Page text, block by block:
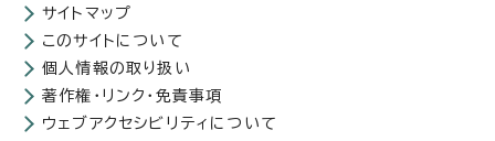
サイトマップ
このサイトについて
個人情報の取り扱い
著作権・リンク・免責事項
ウェブアクセシビリティについて